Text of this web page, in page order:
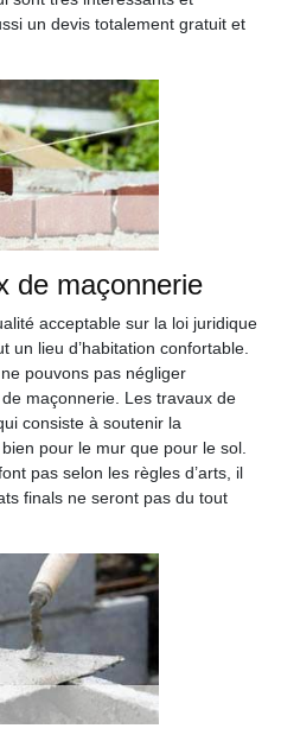
un devis totalement gratuit et
de maçonnerie
acceptable sur la loi juridique
un lieu d’habitation confortable.
pouvons pas négliger
maçonnerie. Les travaux de
consiste à soutenir la
pour le mur que pour le sol.
pas selon les règles d’arts, il
finals ne seront pas du tout